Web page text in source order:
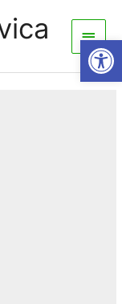
Main
Menu